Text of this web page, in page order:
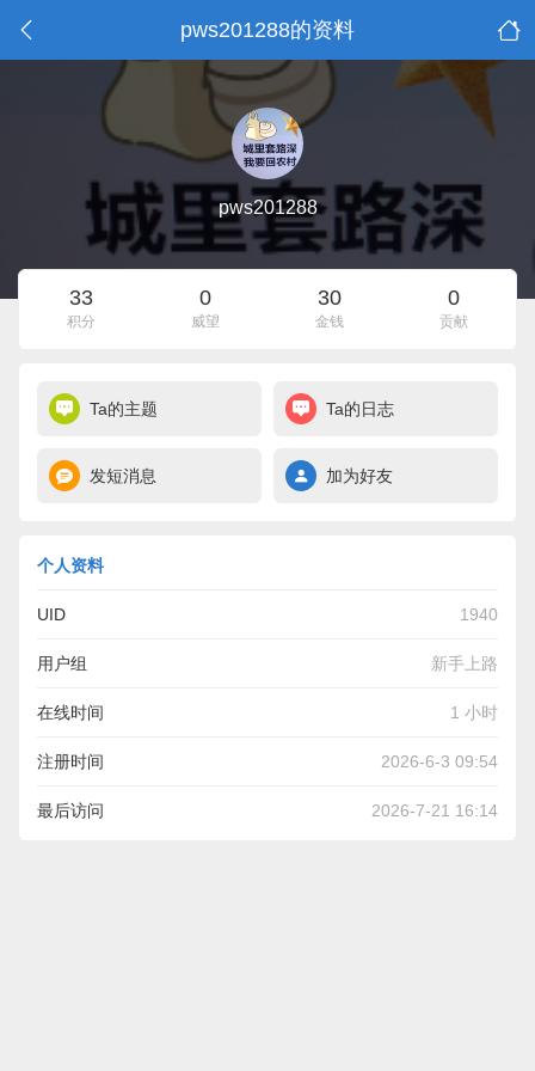
pws201288的资料
pws201288
33
积分
0
威望
30
金钱
0
贡献
Ta的主题 Ta的日志
发短消息 加为好友
个人资料
UID 1940
用户组 新手上路
在线时间 1 小时
注册时间 2026-6-3 09:54
最后访问 2026-7-21 16:14